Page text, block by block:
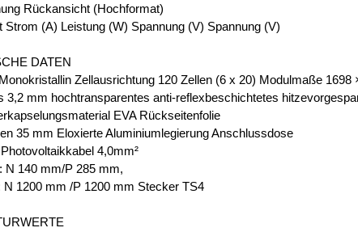
Rückansicht (Hochformat)
Strom (A) Leistung (W) Spannung (V) Spannung (V)
DATEN
Zellausrichtung 120 Zellen (6 x 20) Modulmaße
3,2 mm hochtransparentes anti-reflexbeschichtetes
EVA Rückseitenfolie
35 mm Eloxierte Aluminiumlegierung Anschlussdose
4,0mm²
N 140 mm/P 285 mm,
N 1200 mm /P 1200 mm Stecker TS4